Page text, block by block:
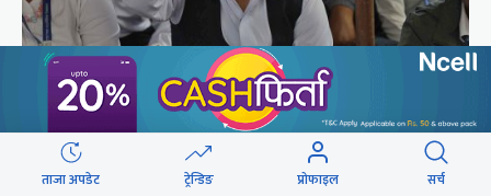
सीटीईभीटीको कार्यालयमा करार र ज्यालादारी
कर्मचारीको घेराउ (तस्वीरहरू)
ताजा अपडेट ट्रेन्डिङ प्रोफाइल सर्च